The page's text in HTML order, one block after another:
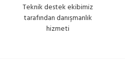
Teknik destek ekibimiz
tarafından danışmanlık
hizmeti